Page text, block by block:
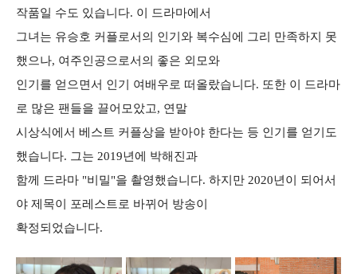
작품일 수도 있습니다. 이 드라마에서
그녀는 유승호 커플로서의 인기와 복수심에 그리 만족하지 못
했으나, 여주인공으로서의 좋은 외모와
인기를 얻으면서 인기 여배우로 떠올랐습니다. 또한 이 드라마
로 많은 팬들을 끌어모았고, 연말
시상식에서 베스트 커플상을 받아야 한다는 등 인기를 얻기도
했습니다. 그는 2019년에 박해진과
함께 드라마 "비밀"을 촬영했습니다. 하지만 2020년이 되어서
야 제목이 포레스트로 바뀌어 방송이
확정되었습니다.